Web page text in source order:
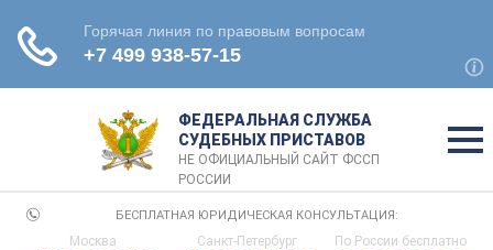
ФЕДЕРАЛЬНАЯ СЛУЖБА
СУДЕБНЫХ ПРИСТАВОВ
НЕ ОФИЦИАЛЬНЫЙ САЙТ ФССП
РОССИИ
БЕСПЛАТНАЯ ЮРИДИЧЕСКАЯ КОНСУЛЬТАЦИЯ:
Москва Санкт-Петербург По России бесплатно